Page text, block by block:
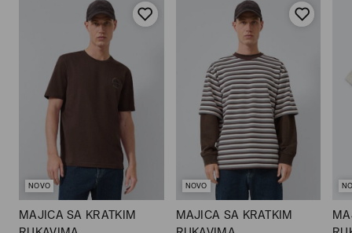
NOVO
MAJICA SA KRATKIM
NOVO
MAJICA SA KRATKIM